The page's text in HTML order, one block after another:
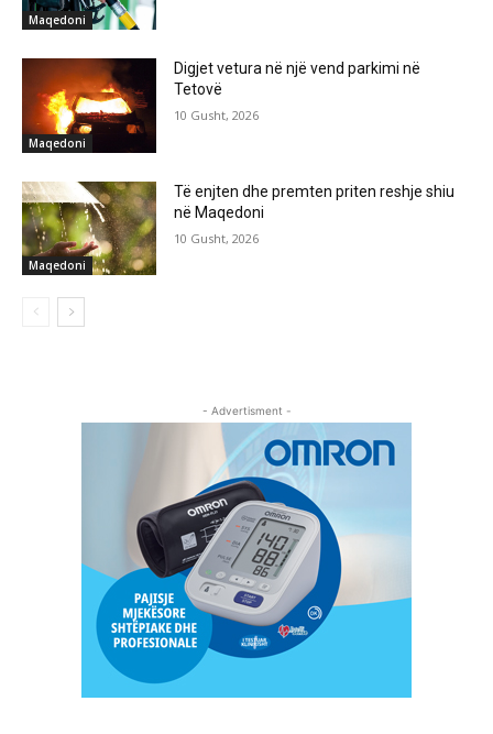
Maqedoni
Maqedoni
Digjet vetura në një vend parkimi në
Tetovë
10 Gusht, 2026
Maqedoni
Të enjten dhe premten priten reshje shiu
në Maqedoni
10 Gusht, 2026
- Advertisment -